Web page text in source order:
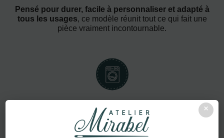
×
Pensé pour durer, facile à personnaliser et adapté à
tous les usages, ce modèle réunit tout ce qui fait une
pièce vraiment incontournable.
Confort absolu & durabilité renforcée